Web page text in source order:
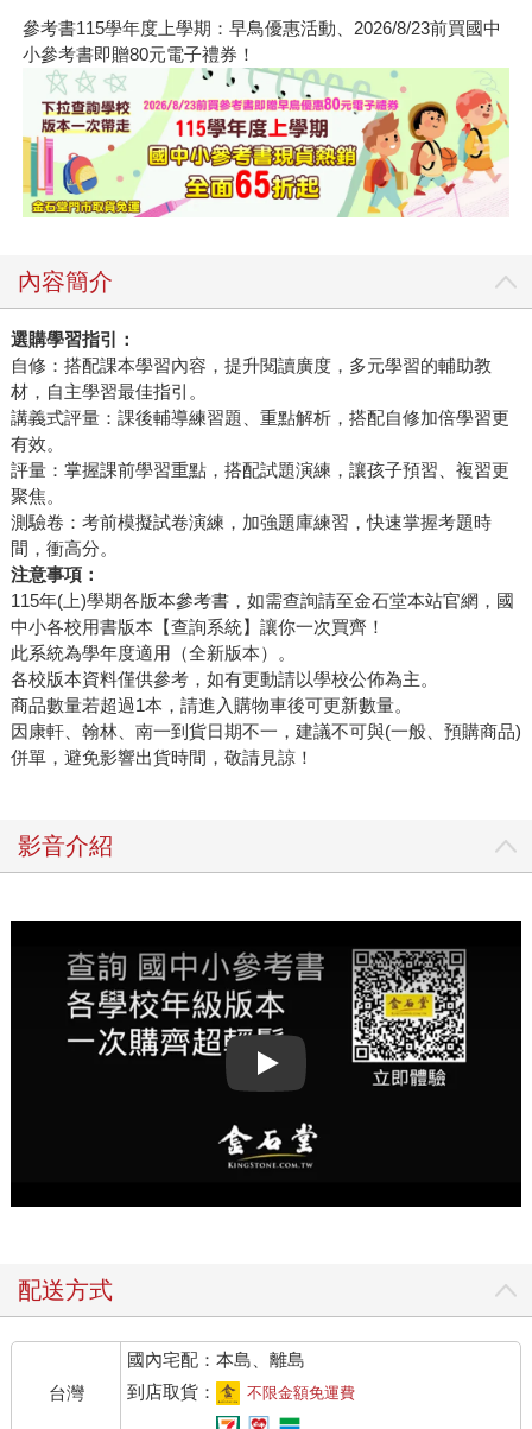
參考書115學年度上學期：早鳥優惠活動、2026/8/23前買國中
小參考書即贈80元電子禮券！
內容簡介
選購學習指引：
自修：搭配課本學習內容，提升閱讀廣度，多元學習的輔助教
材，自主學習最佳指引。
講義式評量：課後輔導練習題、重點解析，搭配自修加倍學習更
有效。
評量：掌握課前學習重點，搭配試題演練，讓孩子預習、複習更
聚焦。
測驗卷：考前模擬試卷演練，加強題庫練習，快速掌握考題時
間，衝高分。
注意事項：
115年(上)學期各版本參考書，如需查詢請至金石堂本站官網，國
中小各校用書版本【查詢系統】讓你一次買齊！
此系統為學年度適用（全新版本）。
各校版本資料僅供參考，如有更動請以學校公佈為主。
商品數量若超過1本，請進入購物車後可更新數量。
因康軒、翰林、南一到貨日期不一，建議不可與(一般、預購商品)
併單，避免影響出貨時間，敬請見諒！
影音介紹
Play video
配送方式
台灣
國內宅配：本島、離島
到店取貨：
不限金額免運費